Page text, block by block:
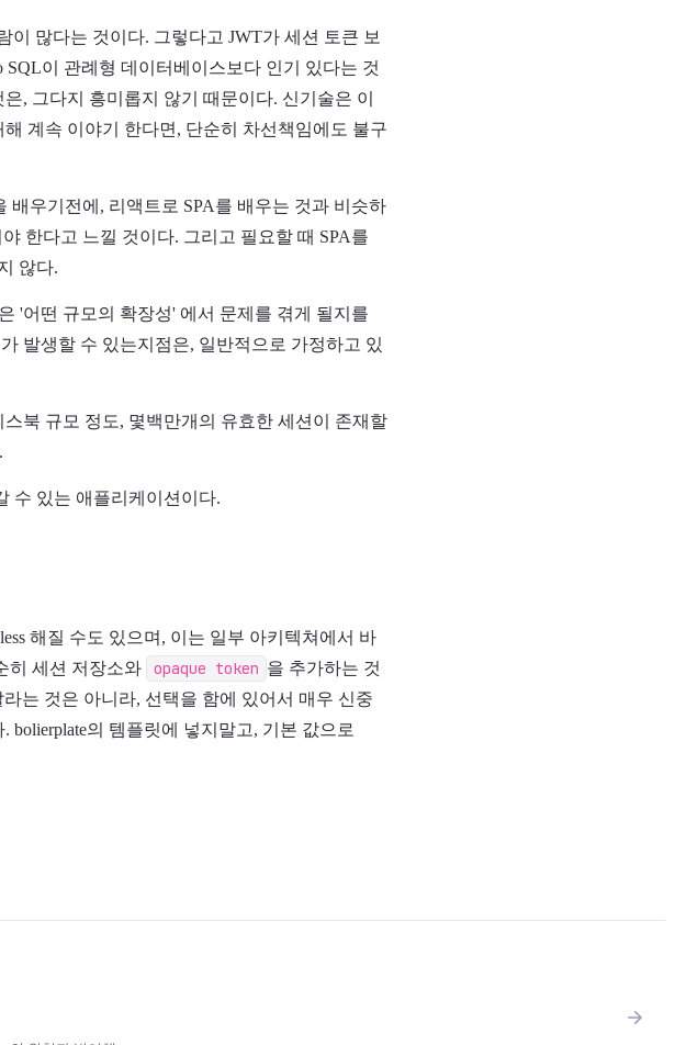
많다는 것이다. 그렇다고 JWT가 세션 토큰 보
이 관례형 데이터베이스보다 인기 있다는 것
, 그다지 흥미롭지 않기 때문이다. 신기술은 이
계속 이야기 한다면, 단순히 차선책임에도 불구
우기전에, 리액트로 SPA를 배우는 것과 비슷하
한다고 느낄 것이다. 그리고 필요할 때 SPA를
않다.
'어떤 규모의 확장성' 에서 문제를 겪게 될지를
발생할 수 있는지점은, 일반적으로 가정하고 있
북 규모 정도, 몇백만개의 유효한 세션이 존재할
수 있는 애플리케이션이다.
해질 수도 있으며, 이는 일부 아키텍쳐에서 바
히 세션 저장소와
opaque token 을 추가하는 것
는 것은 아니라, 선택을 함에 있어서 매우 신중
의 템플릿에 넣지말고, 기본 값으로